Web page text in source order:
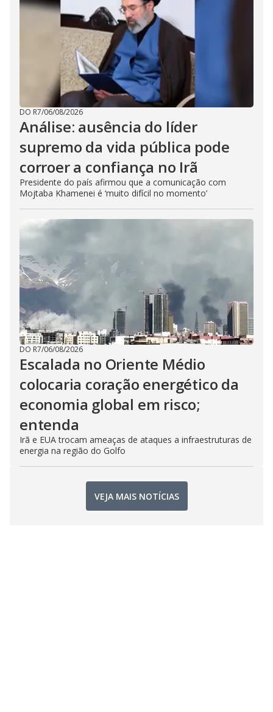
DO R7/06/08/2026
Análise: ausência do líder
supremo da vida pública pode
corroer a confiança no Irã
Presidente do país afirmou que a comunicação com
Mojtaba Khamenei é ‘muito difícil no momento’
DO R7/06/08/2026
Escalada no Oriente Médio
colocaria coração energético da
economia global em risco;
entenda
Irã e EUA trocam ameaças de ataques a infraestruturas de
energia na região do Golfo
VEJA MAIS NOTÍCIAS